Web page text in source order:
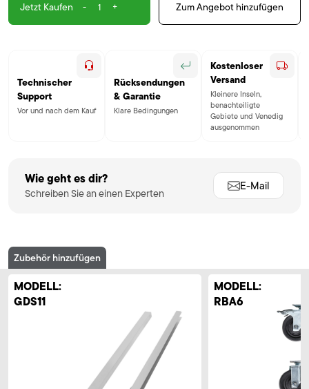
Jetzt Kaufen - + Zum Angebot hinzufügen
Technischer
Support
Vor und nach dem Kauf
Rücksendungen
& Garantie
Klare Bedingungen
Kostenloser
Versand
Kleinere Inseln,
benachteiligte
Gebiete und Venedig
ausgenommen
Wie geht es dir?
Schreiben Sie an einen Experten
E-Mail
Zubehör hinzufügen
MODELL:
GDS11
MODELL:
RBA6